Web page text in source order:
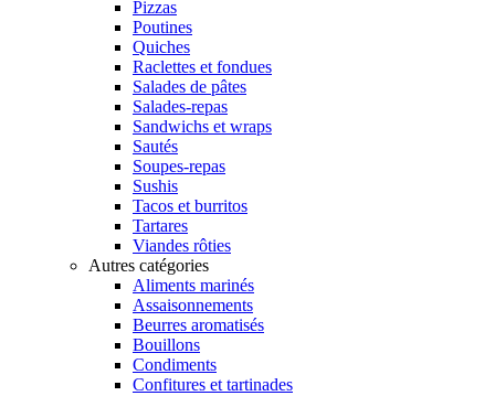
Pizzas
Poutines
Quiches
Raclettes et fondues
Salades de pâtes
Salades-repas
Sandwichs et wraps
Sautés
Soupes-repas
Sushis
Tacos et burritos
Tartares
Viandes rôties
Autres catégories
Aliments marinés
Assaisonnements
Beurres aromatisés
Bouillons
Condiments
Confitures et tartinades